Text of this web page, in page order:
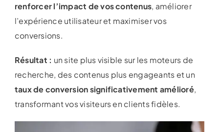
renforcer l’impact de vos contenus, améliorer
l’expérience utilisateur et maximiser vos
conversions.
Résultat : un site plus visible sur les moteurs de
recherche, des contenus plus engageants et un
taux de conversion significativement amélioré,
transformant vos visiteurs en clients fidèles.